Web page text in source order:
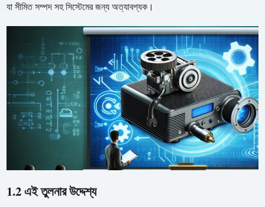
যা সীমিত সম্পদ সহ সিস্টেমের জন্য অত্যাবশ্যক।
1.2 এই তুলনার উদ্দেশ্য